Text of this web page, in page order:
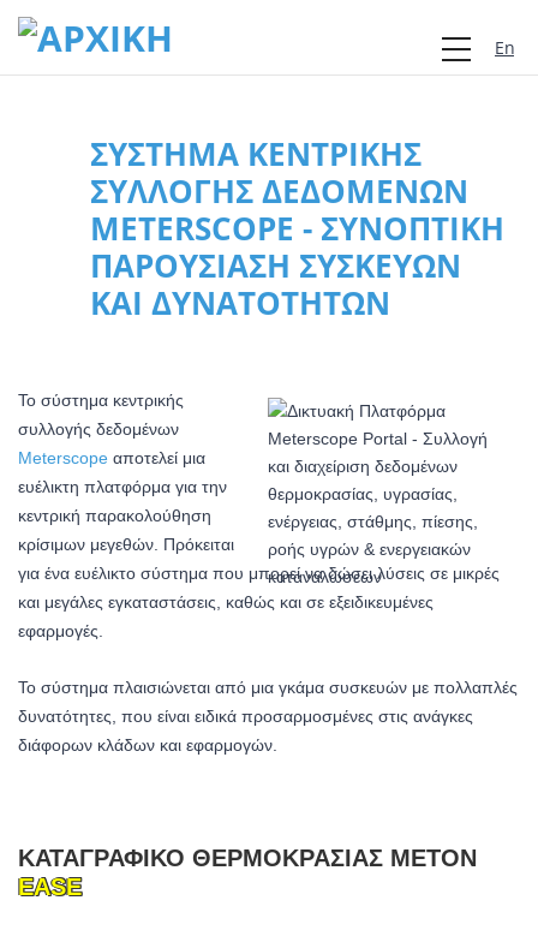
ΣΎΣΤΗΜΑ ΚΕΝΤΡΙΚΉΣ
ΣΥΛΛΟΓΉΣ ΔΕΔΟΜΈΝΩΝ
METERSCOPE - ΣΥΝΟΠΤΙΚΉ
ΠΑΡΟΥΣΊΑΣΗ ΣΥΣΚΕΥΏΝ
ΚΑΙ ΔΥΝΑΤΟΤΉΤΩΝ
Το σύστημα κεντρικής
συλλογής δεδομένων
Meterscope αποτελεί μια
ευέλικτη πλατφόρμα για την
κεντρική παρακολούθηση
κρίσιμων μεγεθών. Πρόκειται
για ένα ευέλικτο σύστημα που μπορεί να δώσει λύσεις σε μικρές
και μεγάλες εγκαταστάσεις, καθώς και σε εξειδικευμένες
εφαρμογές.
Το σύστημα πλαισιώνεται από μια γκάμα συσκευών με πολλαπλές
δυνατότητες, που είναι ειδικά προσαρμοσμένες στις ανάγκες
διάφορων κλάδων και εφαρμογών.
ΚΑΤΑΓΡΑΦΙΚΌ ΘΕΡΜΟΚΡΑΣΊΑΣ METON
EASE